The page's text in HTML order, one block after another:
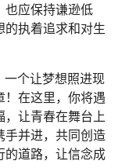
也应保持谦逊低
的执着追求和对生
个让梦想照进现
！在这里，你将遇
，让青春在舞台上
手并进，共同创造
的道路，让信念成